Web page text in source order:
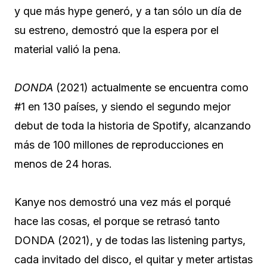
y que más hype generó, y a tan sólo un día de
su estreno, demostró que la espera por el
material valió la pena.
DONDA (2021) actualmente se encuentra como
#1 en 130 países, y siendo el segundo mejor
debut de toda la historia de Spotify, alcanzando
más de 100 millones de reproducciones en
menos de 24 horas.
Kanye nos demostró una vez más el porqué
hace las cosas, el porque se retrasó tanto
DONDA (2021), y de todas las listening partys,
cada invitado del disco, el quitar y meter artistas